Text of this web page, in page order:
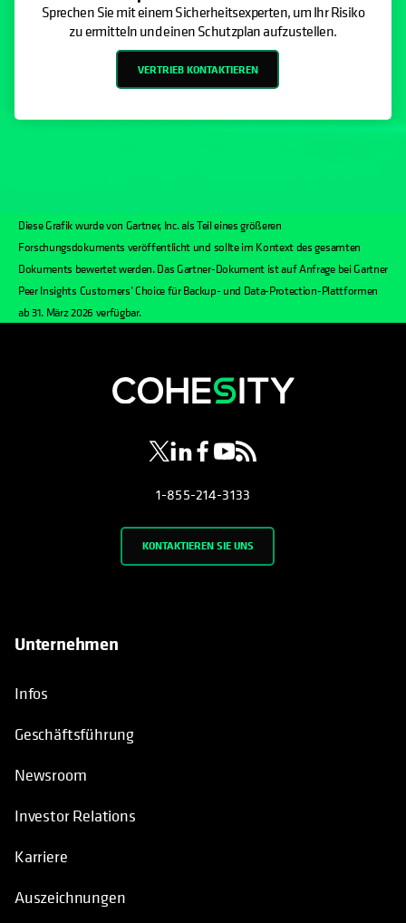
Sprechen Sie mit einem Sicherheitsexperten, um Ihr Risiko
zu ermitteln und einen Schutzplan aufzustellen.
VERTRIEB KONTAKTIEREN
Diese Grafik wurde von Gartner, Inc. als Teil eines größeren
Forschungsdokuments veröffentlicht und sollte im Kontext des gesamten
Dokuments bewertet werden. Das Gartner-Dokument ist auf Anfrage bei Gartner
Peer Insights Customers’ Choice für Backup- und Data-Protection-Plattformen
ab 31. März 2026 verfügbar.
wird in einer neuen Registerkarte
wird in einer neuen Registerkarte
wird in einer neuen
wird in einer neuen
wird in einer neuen
1-855-214-3133
KONTAKTIEREN SIE UNS
Unternehmen
Infos
Geschäftsführung
Newsroom
Investor Relations
Karriere
Auszeichnungen